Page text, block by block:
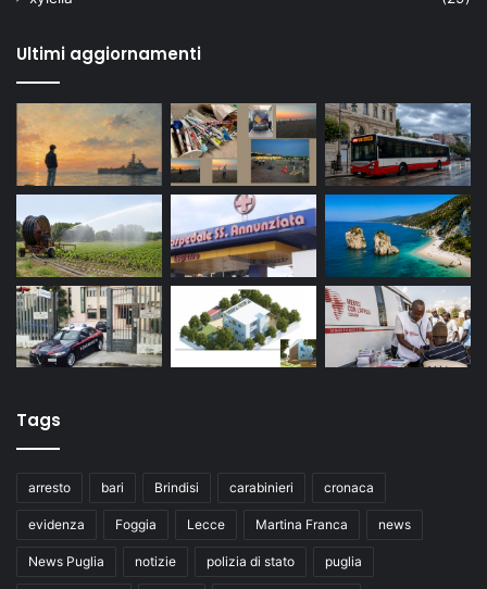
Ultimi aggiornamenti
Tags
arresto bari Brindisi carabinieri cronaca
evidenza Foggia Lecce Martina Franca news
News Puglia notizie polizia di stato puglia